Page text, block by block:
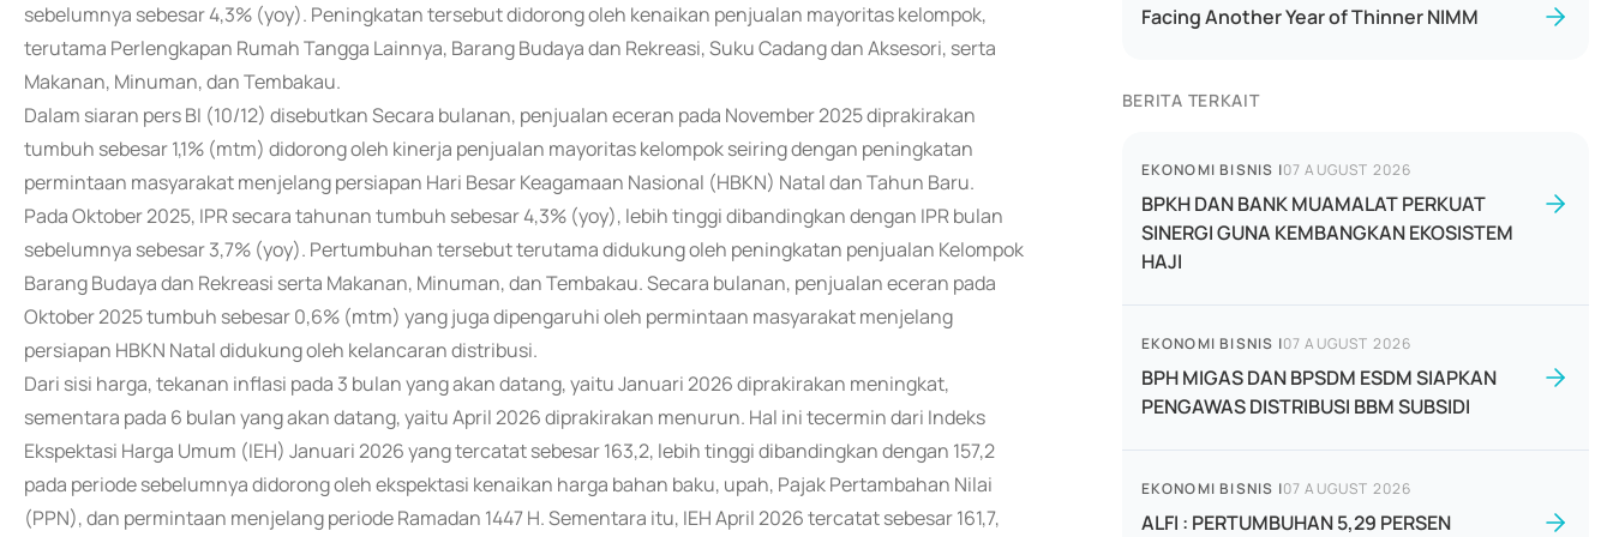
sebelumnya sebesar 4,3% (yoy). Peningkatan tersebut didorong oleh kenaikan penjualan mayoritas kelompok,
terutama Perlengkapan Rumah Tangga Lainnya, Barang Budaya dan Rekreasi, Suku Cadang dan Aksesori, serta
Makanan, Minuman, dan Tembakau.
Dalam siaran pers BI (10/12) disebutkan Secara bulanan, penjualan eceran pada November 2025 diprakirakan
tumbuh sebesar 1,1% (mtm) didorong oleh kinerja penjualan mayoritas kelompok seiring dengan peningkatan
permintaan masyarakat menjelang persiapan Hari Besar Keagamaan Nasional (HBKN) Natal dan Tahun Baru.
Pada Oktober 2025, IPR secara tahunan tumbuh sebesar 4,3% (yoy), lebih tinggi dibandingkan dengan IPR bulan
sebelumnya sebesar 3,7% (yoy). Pertumbuhan tersebut terutama didukung oleh peningkatan penjualan Kelompok
Barang Budaya dan Rekreasi serta Makanan, Minuman, dan Tembakau. Secara bulanan, penjualan eceran pada
Oktober 2025 tumbuh sebesar 0,6% (mtm) yang juga dipengaruhi oleh permintaan masyarakat menjelang
persiapan HBKN Natal didukung oleh kelancaran distribusi.
Dari sisi harga, tekanan inflasi pada 3 bulan yang akan datang, yaitu Januari 2026 diprakirakan meningkat,
sementara pada 6 bulan yang akan datang, yaitu April 2026 diprakirakan menurun. Hal ini tecermin dari Indeks
Ekspektasi Harga Umum (IEH) Januari 2026 yang tercatat sebesar 163,2, lebih tinggi dibandingkan dengan 157,2
pada periode sebelumnya didorong oleh ekspektasi kenaikan harga bahan baku, upah, Pajak Pertambahan Nilai
(PPN), dan permintaan menjelang periode Ramadan 1447 H. Sementara itu, IEH April 2026 tercatat sebesar 161,7,
Facing Another Year of Thinner NIMM
BERITA TERKAIT
EKONOMI BISNIS |07 AUGUST 2026
BPKH DAN BANK MUAMALAT PERKUAT
SINERGI GUNA KEMBANGKAN EKOSISTEM
HAJI
EKONOMI BISNIS |07 AUGUST 2026
BPH MIGAS DAN BPSDM ESDM SIAPKAN
PENGAWAS DISTRIBUSI BBM SUBSIDI
EKONOMI BISNIS |07 AUGUST 2026
ALFI : PERTUMBUHAN 5,29 PERSEN